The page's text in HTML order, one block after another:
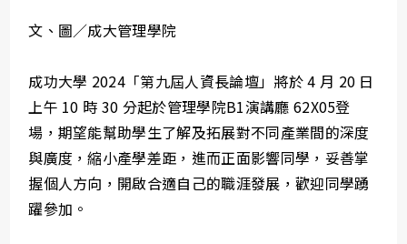
文、圖／成大管理學院
成功大學 2024「第九屆人資長論壇」將於 4 月 20 日
上午 10 時 30 分起於管理學院B1演講廳 62X05登
場，期望能幫助學生了解及拓展對不同產業間的深度
與廣度，縮小產學差距，進而正面影響同學，妥善掌
握個人方向，開啟合適自己的職涯發展，歡迎同學踴
躍參加。